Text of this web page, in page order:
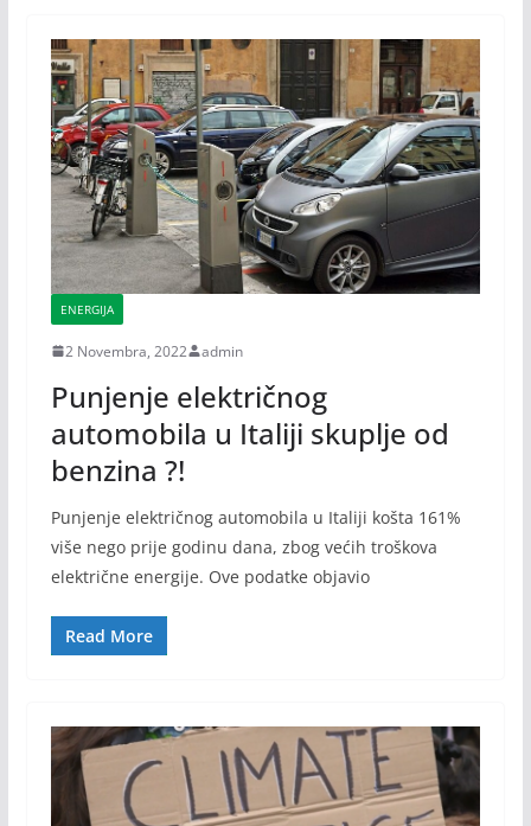
ENERGIJA
2 Novembra, 2022 admin
Punjenje električnog
automobila u Italiji skuplje od
benzina ?!
Punjenje električnog automobila u Italiji košta 161%
više nego prije godinu dana, zbog većih troškova
električne energije. Ove podatke objavio
Read More